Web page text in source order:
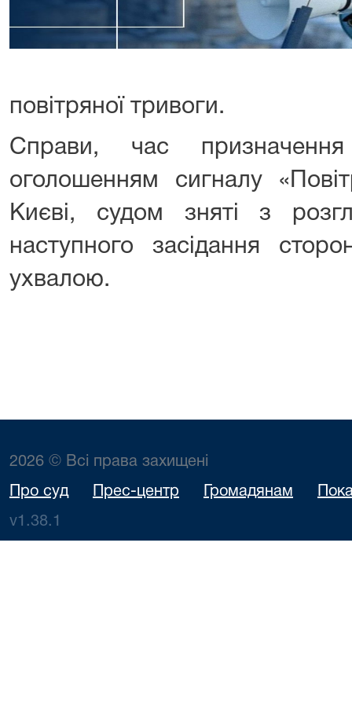
повітряної тривоги.
Справи, час
оголошенням сигналу
Києві, судом зняті з
наступного засідання
ухвалою.
2026 © Всі права захищені
Про суд Прес-центр Громадянам
v1.38.1